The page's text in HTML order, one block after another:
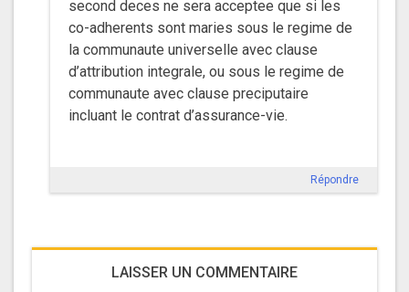
second deces ne sera acceptee que si les
co-adherents sont maries sous le regime de
la communaute universelle avec clause
d’attribution integrale, ou sous le regime de
communaute avec clause preciputaire
incluant le contrat d’assurance-vie.
Répondre
LAISSER UN COMMENTAIRE